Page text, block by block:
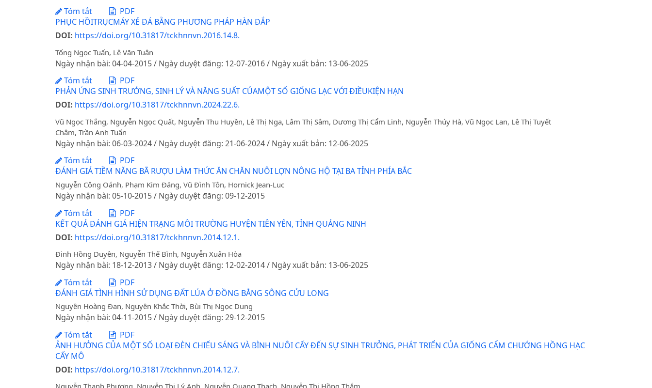
Tóm tắt
PDF
PHỤC HỒITRỤCMÁY XẺ ĐÁ BẰNG PHƯƠNG PHÁP HÀN ĐẮP
DOI: https://doi.org/10.31817/tckhnnvn.2016.14.8.
Tống Ngọc Tuấn, Lê Văn Tuân
Ngày nhận bài: 04-04-2015 / Ngày duyệt đăng: 12-07-2016 / Ngày xuất bản: 13-06-2025
Tóm tắt
PDF
PHẢN ỨNG SINH TRƯỞNG, SINH LÝ VÀ NĂNG SUẤT CỦAMỘT SỐ GIỐNG LẠC VỚI ĐIỀUKIỆN HẠN
DOI: https://doi.org/10.31817/tckhnnvn.2024.22.6.
Vũ Ngọc Thắng, Nguyễn Ngọc Quất, Nguyễn Thu Huyền, Lê Thị Nga, Lâm Thị Sâm, Dương Thị Cẩm Linh, Nguyễn Thúy Hà, Vũ Ngọc Lan, Lê Thị Tuyết
Châm, Trần Anh Tuấn
Ngày nhận bài: 06-03-2024 / Ngày duyệt đăng: 21-06-2024 / Ngày xuất bản: 12-06-2025
Tóm tắt
PDF
ĐÁNH GIÁ TIỀM NĂNG BÃ RƯỢU LÀM THỨC ĂN CHĂN NUÔI LỢN NÔNG HỘ TẠI BA TỈNH PHÍA BẮC
Nguyễn Công Oánh, Phạm Kim Đăng, Vũ Đình Tôn, Hornick Jean-Luc
Ngày nhận bài: 05-10-2015 / Ngày duyệt đăng: 09-12-2015
Tóm tắt
PDF
KẾT QUẢ ĐÁNH GIÁ HIỆN TRẠNG MÔI TRƯỜNG HUYỆN TIÊN YÊN, TỈNH QUẢNG NINH
DOI: https://doi.org/10.31817/tckhnnvn.2014.12.1.
Đinh Hồng Duyên, Nguyễn Thế Bình, Nguyễn Xuân Hòa
Ngày nhận bài: 18-12-2013 / Ngày duyệt đăng: 12-02-2014 / Ngày xuất bản: 13-06-2025
Tóm tắt
PDF
ĐÁNH GIÁ TÌNH HÌNH SỬ DỤNG ĐẤT LÚA Ở ĐỒNG BẰNG SÔNG CỬU LONG
Nguyễn Hoàng Đan, Nguyễn Khắc Thời, Bùi Thị Ngọc Dung
Ngày nhận bài: 04-11-2015 / Ngày duyệt đăng: 29-12-2015
Tóm tắt
PDF
ẢNH HƯỞNG CỦA MỘT SỐ LOẠI ĐÈN CHIẾU SÁNG VÀ BÌNH NUÔI CẤY ĐẾN SỰ SINH TRƯỞNG, PHÁT TRIỂN CỦA GIỐNG CẨM CHƯỚNG HỒNG HẠC
CẤY MÔ
DOI: https://doi.org/10.31817/tckhnnvn.2014.12.7.